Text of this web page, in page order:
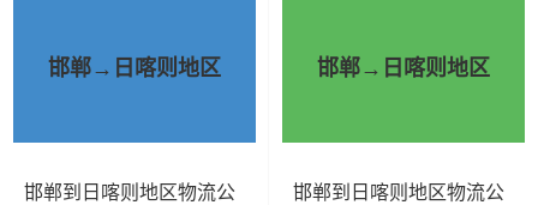
方）
）
4立方 0.8吨 1.8×1.6×1.7
邯郸→日喀则地区
邯郸到日喀则地区物流公
邯郸→日喀则地区
邯郸到日喀则地区物流公